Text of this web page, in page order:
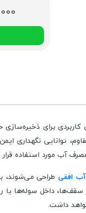
یکی از گزینه‌های
توانایی
آب مورد استفاده قرار
افقی طراحی می‌شوند،
داخل سوله‌ها
داشت.